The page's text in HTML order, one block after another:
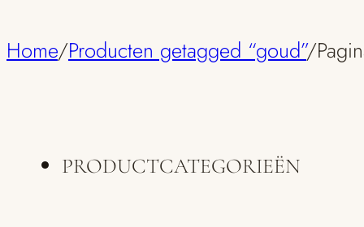
Home/Producten getagged “goud”/
PRODUCTCATEGORIEËN